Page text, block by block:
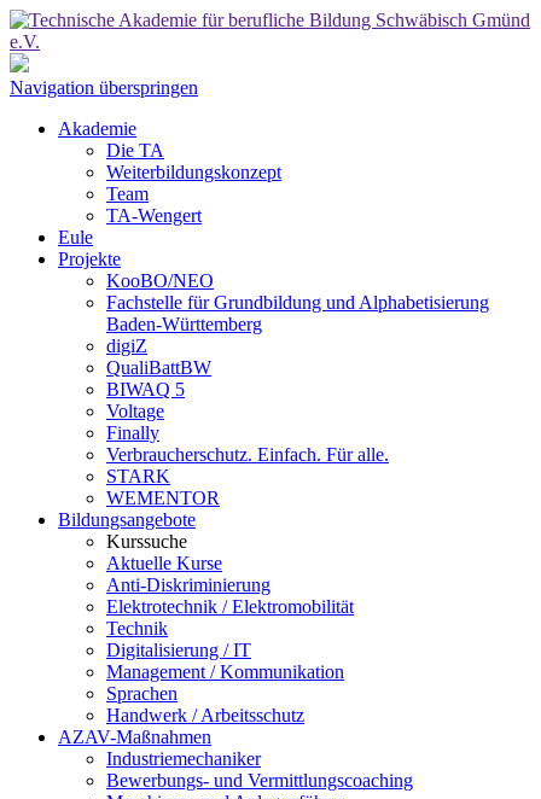
Navigation überspringen
Akademie
Die TA
Weiterbildungskonzept
Team
TA-Wengert
Eule
Projekte
KooBO/NEO
Fachstelle für Grundbildung und Alphabetisierung
Baden-Württemberg
digiZ
QualiBattBW
BIWAQ 5
Voltage
Finally
Verbraucherschutz. Einfach. Für alle.
STARK
WEMENTOR
Bildungsangebote
Kurssuche
Aktuelle Kurse
Anti-Diskriminierung
Elektrotechnik / Elektromobilität
Technik
Digitalisierung / IT
Management / Kommunikation
Sprachen
Handwerk / Arbeitsschutz
AZAV-Maßnahmen
Industriemechaniker
Bewerbungs- und Vermittlungscoaching